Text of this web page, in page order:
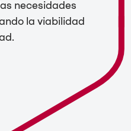
necesidades
la viabilidad